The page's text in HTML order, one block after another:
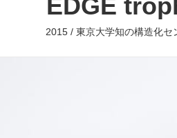
EDGE
2015 / 東京大学知の構造化セ